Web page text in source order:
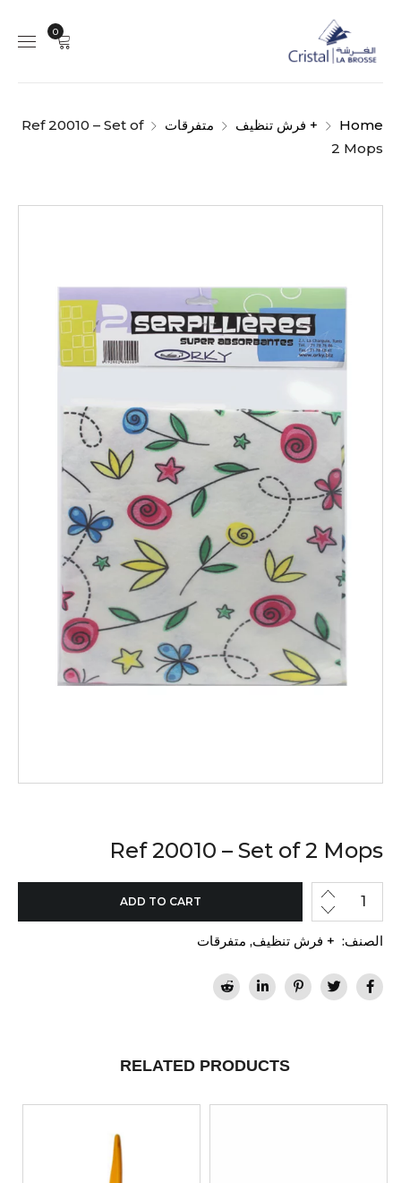
0
Home + فرش تنظيف متفرقات
Ref 20010 – Set of
2 Mops
Ref 20010 – Set of 2 Mops
ADD TO CART
الصنف: + فرش تنظيف, متفرقات
RELATED PRODUCTS